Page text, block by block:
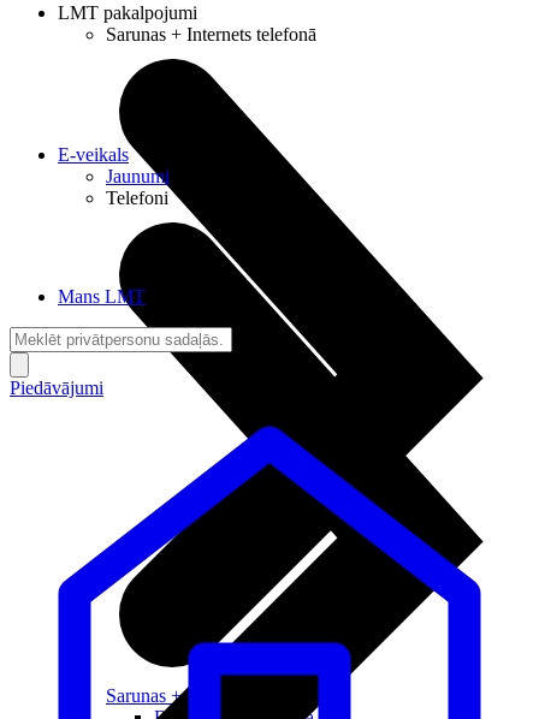
LMT pakalpojumi
Sarunas + Internets telefonā
Sarunas + Internets
E-veikals
Jaunumi
Telefoni
Mans LMT
Piedāvājumi